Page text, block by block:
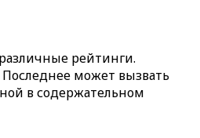
рейтинги.
может вызвать
в содержательном